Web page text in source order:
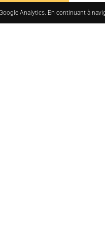
Analytics. En continuant à